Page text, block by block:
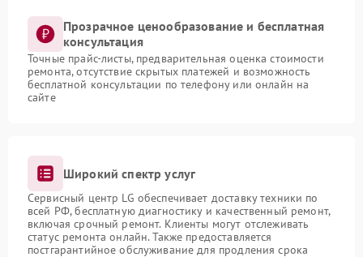
Прозрачное ценообразование и бесплатная
консультация
Точные прайс-листы, предварительная оценка стоимости
ремонта, отсутствие скрытых платежей и возможность
бесплатной консультации по телефону или онлайн на
сайте
Широкий спектр услуг
Сервисный центр LG обеспечивает доставку техники по
всей РФ, бесплатную диагностику и качественный ремонт,
включая срочный ремонт. Клиенты могут отслеживать
статус ремонта онлайн. Также предоставляется
постгарантийное обслуживание для продления срока